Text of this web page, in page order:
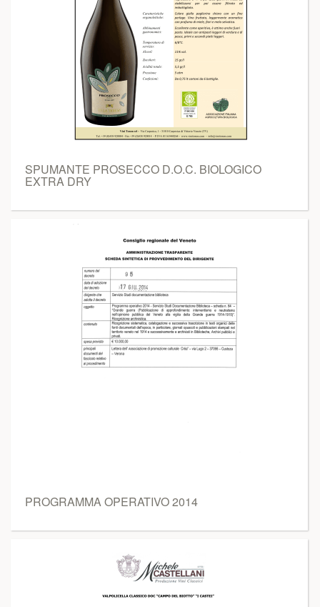
SPUMANTE PROSECCO D.O.C. BIOLOGICO
EXTRA DRY
PROGRAMMA OPERATIVO 2014